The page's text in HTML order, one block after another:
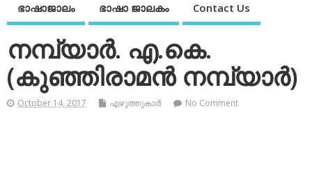
ഭാഷാജാലം ഭാഷാ ജാലകം Contact Us
നമ്പ്യാര്‍. എ.കെ.
(കുഞ്ഞിരാമന്‍ നമ്പ്യാര്‍)
October 14, 2017 എഴുത്തുകാര്‍ No Comment